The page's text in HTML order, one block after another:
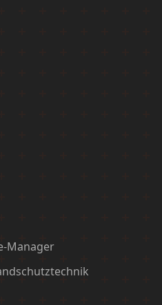
Manager